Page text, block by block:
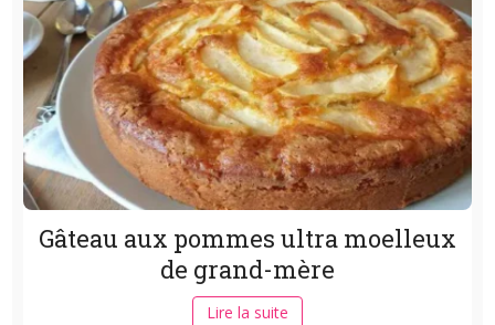
Gâteau aux pommes ultra moelleux
de grand-mère
Lire la suite